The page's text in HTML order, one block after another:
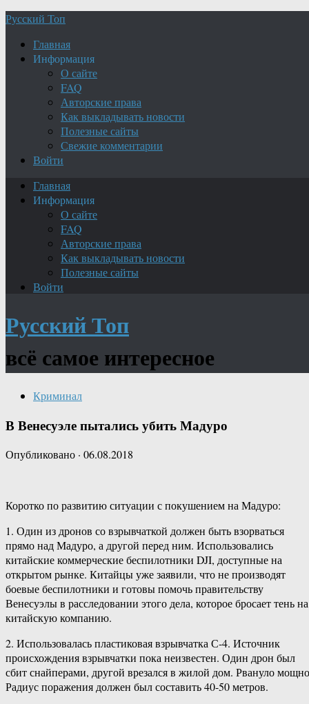
Русский Топ
Главная
Информация
О сайте
FAQ
Авторские права
Как выкладывать новости
Полезные сайты
Свежие комментарии
Войти
Главная
Информация
О сайте
FAQ
Авторские права
Как выкладывать новости
Полезные сайты
Войти
Русский Топ
всё самое интересное
Криминал
В Венесуэле пытались убить Мадуро
Опубликовано · 06.08.2018
Коротко по развитию ситуации с покушением на Мадуро:
1. Один из дронов со взрывчаткой должен быть взорваться
прямо над Мадуро, а другой перед ним. Использовались
китайские коммерческие беспилотники DJI, доступные на
открытом рынке. Китайцы уже заявили, что не производят
боевые беспилотники и готовы помочь правительству
Венесуэлы в расследовании этого дела, которое бросает тень на
китайскую компанию.
2. Использовалась пластиковая взрывчатка С-4. Источник
происхождения взрывчатки пока неизвестен. Один дрон был
сбит снайперами, другой врезался в жилой дом. Рвануло
Радиус поражения должен был составить 40-50 метров.